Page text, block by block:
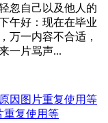
忽自己以及他人的
午好：现在在毕业
万一内容不合适，
一片骂声...
重复使用等